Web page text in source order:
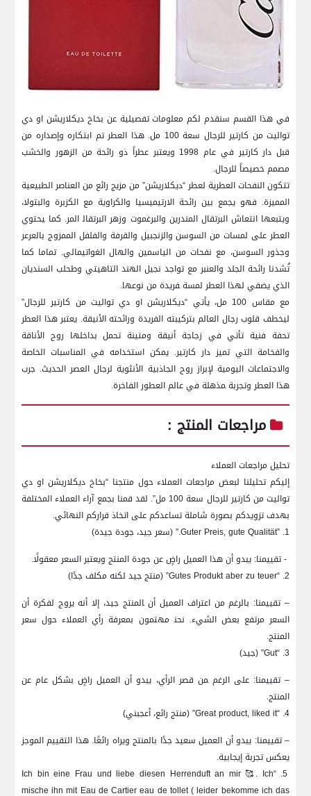
في هذا القسم⁤ سنقدم لكم معلومات تفصيلية عن بخاخ ديكلاريشن او دي
⁢تواليت ⁤من كارتير⁣ للرجال سعة 100 ​مل. هذا⁣ العطر تم ابتكاره وإصداره من
قبل دار كارتير ⁣في‌ عام ​1998 ويعتبر عطراً ذو⁢ رائحة من⁢ الزهور ⁢والخشب
مصمم خصيصاً ⁤للرجال.
تتكون النفحات العطرية لعطر “ديكلاريشن” من مزيج⁣ رائع من⁣ العناصر الطبيعية
المميزة. فهو يجمع بين رائحة الارتيميسيا والكراوية مع الكزبرة والبتولا،
ويتبعها انتعاش⁢ البرتقال المندرين والبرغموت وزهر البرتقال‍ المر. كما ‍يحتوي
العطر على لمسات من ‌السوسن والزنجبيل والقرفة والفلفل الممزوج بالعرعر
وجذور السوسن، مع نفحات من الياسمين والهال الغواتيمالي. تماما كما
تُشدنا رائحة الجلد والعنبر مع تواجد نجيل الهند التاهيتي وطحلب السنديان
الذي يضفي لهذا العطر لمسة ‍فريدة من نوعها.
مع مقاس 100 مل،‌ يأتي “ديكلاريشن او دي تواليت ​من كارتير للرجال”
ليخطف قلوب رجال العالم بتركيبته الفريدة ورائحته الأنيقة. يعتبر هذا العطر
تحفة فنية تأتي في زجاجة أنيقة ‌ومتينة تحمل​ بداخلها روح الأناقة
والفخامة التي تميز دار كارتير. يمكن استخدامه في المناسبات ⁢الخاصة
والاجتماعات اليومية لإبراز روح الجاذبية الأنثوية ‌لرجال العصر الحديث. جرب
هذا العطر وتجربة ‍مذهلة في عالم العطور الفاخرة.
مراجعات المنتج ​:
تحليل مراجعات العملاء
إليكم تحليلنا لبعض⁢ مراجعات العملاء​ حول منتجنا “بخاخ ديكلاريشن او دي
تواليت من كارتير للرجال سعة 100 مل”. لقد ⁣قمنا بجمع آراء العملاء المختلفة​
بهدف تزويدكم بصورة شاملة ⁣تساعدكم على اتخاذ قراركم النهائي.
1. ​”Guter Preis, gute Qualität.” (سعر​ جيد،⁢ جودة جيدة)
⁤ -⁤ تقييمنا: ‌يبدو أن هذا العميل راضٍ عن جودة المنتج ويعتبر‍ السعر معقولًا.
2. “Gutes Produkt⁤ aber zu teuer” (منتج ‍جيد لكنه مكلف جدًا)
– تقييمنا: بالرغم ​من⁣ اعتراف العميل أن ‍المنتج جيد، إلا أنه يروج لفكرة أن
السعر مرتفع بعض الشيء. نحن‍ مهتمون بمعرفة رأي العملاء حول سعر​
المنتج.
3. “Gut” (جيد)
– تقييمنا: على الرغم ‍من قصر الرأي، يبدو أن العميل راضٍ بشكل عام​ عن
المنتج.
4. “Great ​product, liked it”‌ (منتج رائع، أعجبني)
– تقييمنا: يبدو أن العميل سعيد جدًا بالمنتج ويراه رائعًا. هذا التقييم الموجز
يعكس ​تجربة إيجابية.
5. “Ich bin eine ‌Frau und liebe diesen Herrenduft ⁤an mir⁣ 🥰. Ich
mische ihn mit Eau de Cartier eau de‌ tollet ( leider bekomme ich das